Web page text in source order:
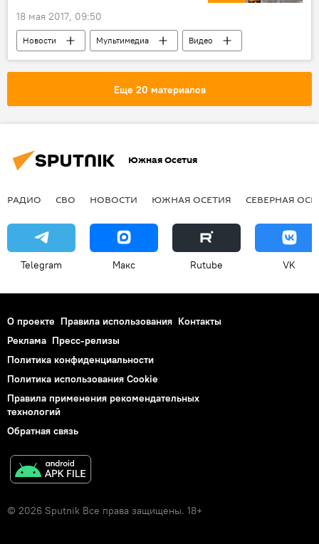
18 мая 2017, 09:50
Новости Мультимедиа Видео
Еще 20 материалов
Южная Осетия
РАДИО СВО НОВОСТИ ЮЖНАЯ ОСЕТИЯ СЕВЕРНАЯ
Telegram Макс Rutube VK
О проекте Правила использования Контакты
Реклама Пресс-релизы
Политика конфиденциальности
Политика использования Cookie
Правила применения рекомендательных
технологий
Обратная связь
© 2026 Sputnik Все права защищены. 18+